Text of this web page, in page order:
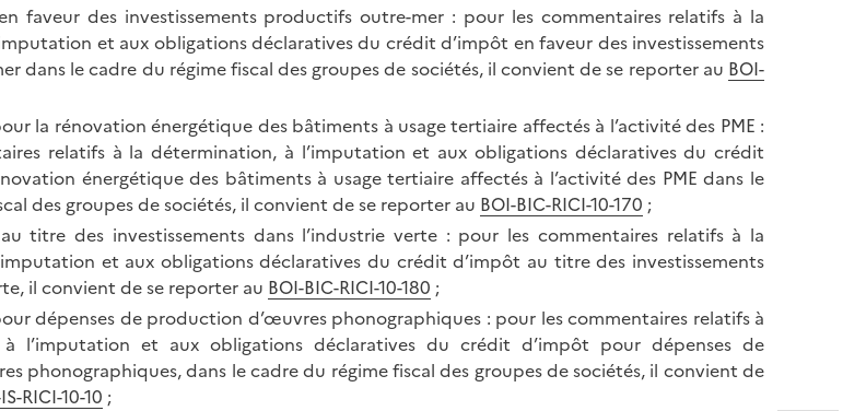
faveur des investissements productifs outre-mer : pour les commentaires relatifs à la
et aux obligations déclaratives du crédit d’impôt en faveur des investissements
dans le cadre du régime fiscal des groupes de sociétés, il convient de se reporter au BOI-
la rénovation énergétique des bâtiments à usage tertiaire affectés à l’activité des PME :
relatifs à la détermination, à l’imputation et aux obligations déclaratives du crédit
énergétique des bâtiments à usage tertiaire affectés à l’activité des PME dans le
des groupes de sociétés, il convient de se reporter au BOI-BIC-RICI-10-170 ;
titre des investissements dans l’industrie verte : pour les commentaires relatifs à la
et aux obligations déclaratives du crédit d’impôt au titre des investissements
il convient de se reporter au BOI-BIC-RICI-10-180 ;
dépenses de production d’œuvres phonographiques : pour les commentaires relatifs à
l’imputation et aux obligations déclaratives du crédit d’impôt pour dépenses de
phonographiques, dans le cadre du régime fiscal des groupes de sociétés, il convient de
RICI-10-10 ;